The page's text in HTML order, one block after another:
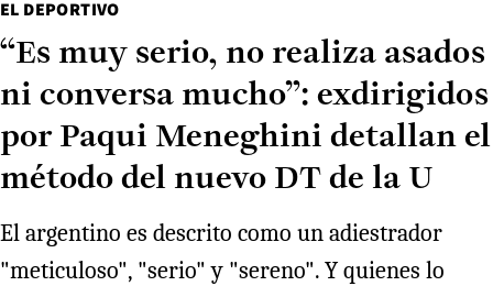
EL DEPORTIVO
“Es muy serio, no realiza asados
ni conversa mucho”: exdirigidos
por Paqui Meneghini detallan el
método del nuevo DT de la U
El argentino es descrito como un adiestrador
"meticuloso", "serio" y "sereno". Y quienes lo